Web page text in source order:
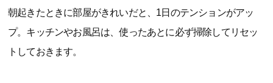
朝起きたときに部屋がきれいだと、1日のテンションがアッ
プ。キッチンやお風呂は、使ったあとに必ず掃除してリセッ
トしておきます。